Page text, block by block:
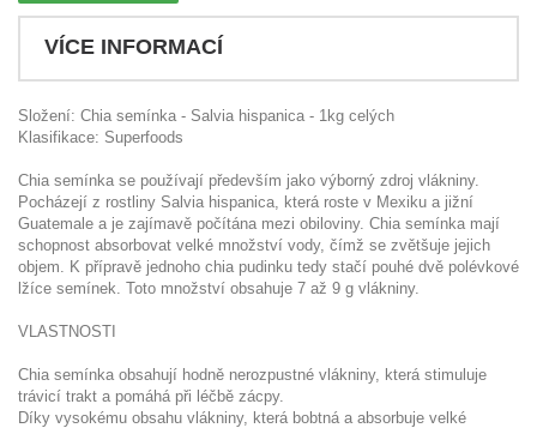
VÍCE INFORMACÍ
Složení: Chia semínka - Salvia hispanica - 1kg celých
Klasifikace: Superfoods
Chia semínka se používají především jako výborný zdroj vlákniny.
Pocházejí z rostliny Salvia hispanica, která roste v Mexiku a jižní
Guatemale a je zajímavě počítána mezi obiloviny. Chia semínka mají
schopnost absorbovat velké množství vody, čímž se zvětšuje jejich
objem. K přípravě jednoho chia pudinku tedy stačí pouhé dvě polévkové
lžíce semínek. Toto množství obsahuje 7 až 9 g vlákniny.
VLASTNOSTI
Chia semínka obsahují hodně nerozpustné vlákniny, která stimuluje
trávicí trakt a pomáhá při léčbě zácpy.
Díky vysokému obsahu vlákniny, která bobtná a absorbuje velké